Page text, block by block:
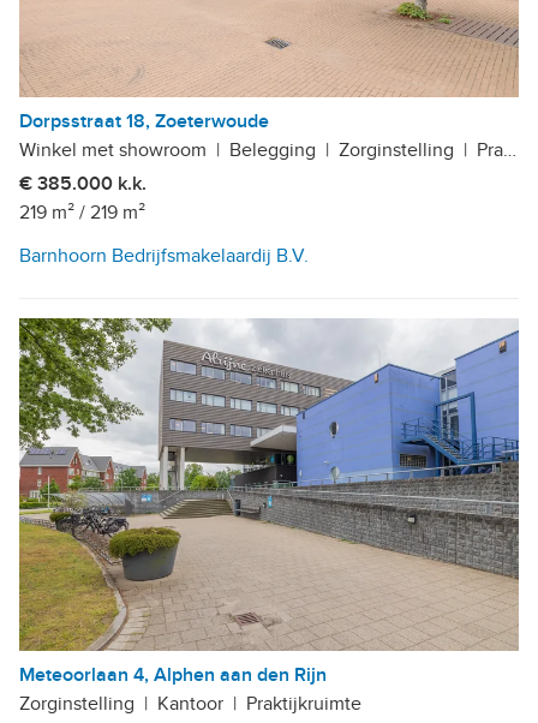
Dorpsstraat 18, Zoeterwoude
Winkel met showroom | Belegging | Zorginstelling | Praktijkruimte
€ 385.000 k.k.
219 m² / 219 m²
Barnhoorn Bedrijfsmakelaardij B.V.
Meteoorlaan 4, Alphen aan den Rijn
Zorginstelling | Kantoor | Praktijkruimte